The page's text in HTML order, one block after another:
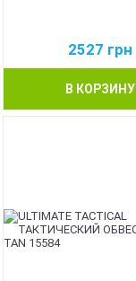
2527 грн
В КОРЗИНУ